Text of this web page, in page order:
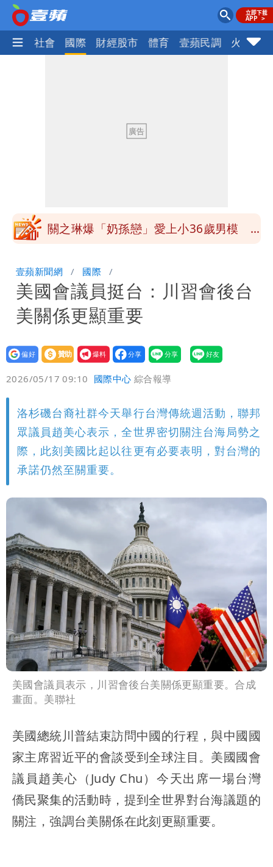
政治 社會 國際 財經股市 體育 壹蘋民調 火線話
影曝 網驚覺不對
泰國校園爆槍響！2師中彈亡20人傷 槍
高
關之琳爆「奶孫戀」愛上小36歲男模
驚：戰局變五五波
兆基風暴｜前董座李建成遭檢調約談！最
快今晚移送
明金成離世留下雙胞胎 4歲兒與老師一
段對話催淚！
蔣萬安民調只贏5％「現任優勢去哪？」
她嘆：真的該緊張
慈濟遭詐10.6億！網紅揪聲明「疑點重
重」 1細節避而不談
97萬網紅「肥大叔」驚傳猝逝！最後身
影曝 網驚覺不對
泰國校園爆槍響！2師中彈亡20人傷 槍
手疑學生
壹蘋新聞網 國際
美國會議員挺台：川習會後台
美關係更顯重要
設為
贊助
我要
爆料
2026/05/17 09:10 國際中心 綜合報導
洛杉磯台裔社群今天舉行台灣傳統週活動，聯邦
眾議員趙美心表示，全世界密切關注台海局勢之
際，此刻美國比起以往更有必要表明，對台灣的
承諾仍然至關重要。
美國會議員表示，川習會後台美關係更顯重要。合成
畫面。美聯社
美國總統川普結束訪問中國的行程，與中國國
家主席習近平的會談受到全球注目。美國國會
議員趙美心（Judy Chu）今天出席一場台灣
僑民聚集的活動時，提到全世界對台海議題的
關注，強調台美關係在此刻更顯重要。